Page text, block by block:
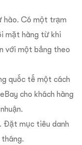
hào. Có một trạm
mặt hàng từ khi
với một bảng theo
quốc tế một cách
cho khách hàng
Đặt mục tiêu danh
tháng.